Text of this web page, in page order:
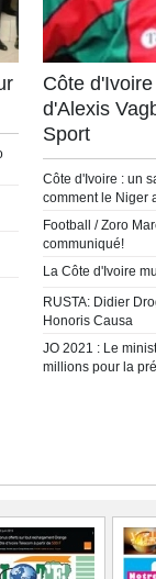
Côte
d'Alexis
Sport
Côte d'Ivoire : un
comment le Niger
Football / Zoro
communiqué!
La Côte d'Ivoire
RUSTA: Didier
Honoris Causa
JO 2021 : Le
millions pour la